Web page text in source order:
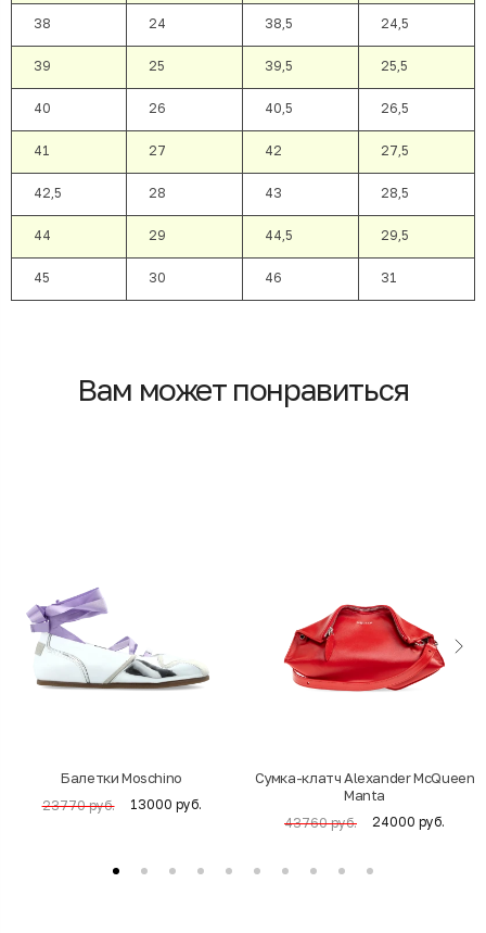
38 24 38,5 24,5
39 25 39,5 25,5
40 26 40,5 26,5
41 27 42 27,5
42,5 28 43 28,5
44 29 44,5 29,5
45 30 46 31
Вам может понравиться
Балетки Moschino
23770 руб. 13000 руб.
Cумка-клатч Alexander McQueen
Manta
43760 руб. 24000 руб.